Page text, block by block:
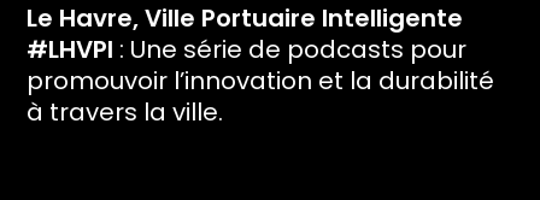
Le Havre, Ville Portuaire Intelligente
#LHVPI : Une série de podcasts pour
promouvoir l’innovation et la durabilité
à travers la ville.